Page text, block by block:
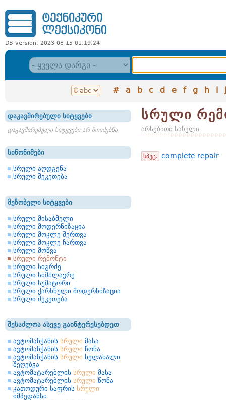
DB version: 2023-08-15 01:19:24
# a b c d e f g h i j
დაკავშირებული სიტყვები
დაკავშირებული სიტყვები არ მოიძებნა
სინონიმები
სრული აღდგენა
სრული შეკეთება
მეზობელი სიტყვები
სრული მისაბმელი
სრული მოდერნიზაცია
სრული მოკლე შერთვა
სრული მოკლე ჩართვა
სრული მოწვა
სრული რემონტი
სრული სიგრძე
სრული სიმძლავრე
სრული სუმატორი
სრული ქარხნული მოდერნიზაცია
სრული შეკეთება
შესაძლოა ასევე გაინტერესებდეთ
ავტომანქანის სრული მასა
ავტომანქანის სრული წონა
ავტომანქანის სრული ხელახალი
შეღებვა
ავტომატარებლის სრული მასა
ავტომატარებლის სრული წონა
კათოდური საფრის სრული
იმპედანსი
სრული
არსებითი სახელი
სპეც. complete repair